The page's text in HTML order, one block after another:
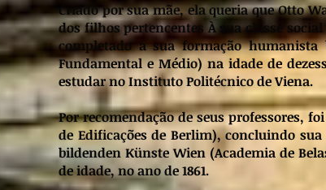
Criado por sua mãe, ela queria que Otto
dos filhos pertencentes À sua classe
completado a sua formação humanista
Fundamental e Médio) na idade de
estudar no Instituto Politécnico de Viena.
Por recomendação de seus professores,
de Edificações de Berlim), concluindo
bildenden Künste Wien (Academia de
de idade, no ano de 1861.